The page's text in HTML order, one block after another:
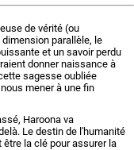
de vérité (ou
parallèle, le
et un savoir perdu
donner naissance à
sagesse oubliée
mener à une fin
Haroona va
Le destin de l'humanité
la clé pour assurer la